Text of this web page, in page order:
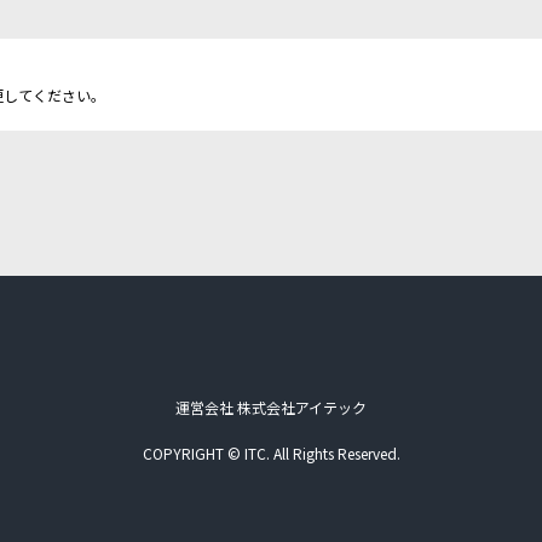
てください。
運営会社 株式会社アイテック
COPYRIGHT © ITC. All Rights Reserved.